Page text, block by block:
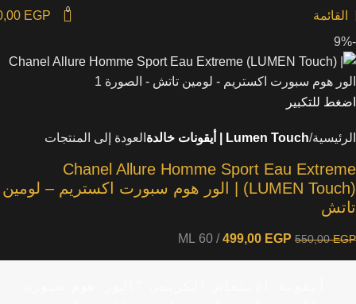
القائمة 0
EGP
-9%
اضغط للتكبير
الرئيسية Lumen Touch | أيقونات خالدة العودة إلى المنتجات
Chanel Allure Homme Sport Eau Extreme
(LUMEN Touch) | الور هوم سبورت اكستريم – لومين
تاتش
550,00EGP
499,00 EGP
60 ML